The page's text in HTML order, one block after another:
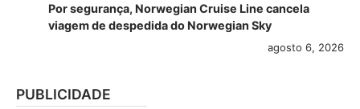
Por segurança, Norwegian Cruise Line cancela
viagem de despedida do Norwegian Sky
agosto 6, 2026
PUBLICIDADE